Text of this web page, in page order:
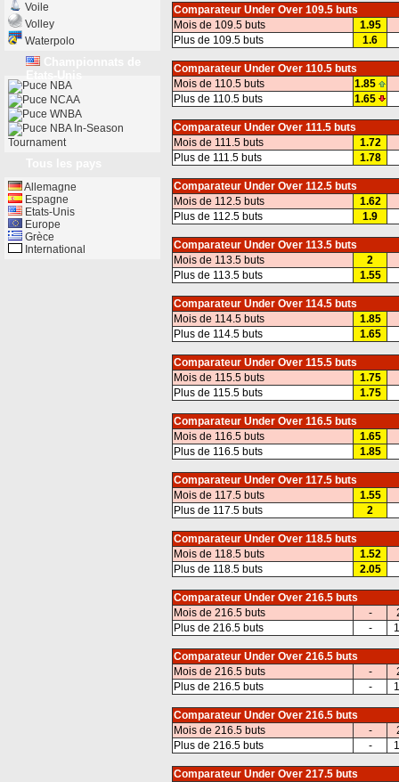
Comparateur Under Over 109.5 buts
Mois de 109.5 buts
1.95
Plus de 109.5 buts
1.6
Comparateur Under Over 110.5 buts
Mois de 110.5 buts
1.85
Plus de 110.5 buts
1.65
Comparateur Under Over 111.5 buts
Mois de 111.5 buts
1.72
Plus de 111.5 buts
1.78
Comparateur Under Over 112.5 buts
Mois de 112.5 buts
1.62
Plus de 112.5 buts
1.9
Comparateur Under Over 113.5 buts
Mois de 113.5 buts
2
Plus de 113.5 buts
1.55
Comparateur Under Over 114.5 buts
Mois de 114.5 buts
1.85
Plus de 114.5 buts
1.65
Comparateur Under Over 115.5 buts
Mois de 115.5 buts
1.75
Plus de 115.5 buts
1.75
Comparateur Under Over 116.5 buts
Mois de 116.5 buts
1.65
Plus de 116.5 buts
1.85
Comparateur Under Over 117.5 buts
Mois de 117.5 buts
1.55
Plus de 117.5 buts
2
Comparateur Under Over 118.5 buts
Mois de 118.5 buts
1.52
Plus de 118.5 buts
2.05
Comparateur Under Over 216.5 buts
Mois de 216.5 buts
-
Plus de 216.5 buts
-
Comparateur Under Over 216.5 buts
Mois de 216.5 buts
-
Plus de 216.5 buts
-
Comparateur Under Over 216.5 buts
Mois de 216.5 buts
-
Plus de 216.5 buts
-
Comparateur Under Over 217.5 buts
Voile
Volley
Waterpolo
NBA
NCAA
WNBA
NBA In-Season
Tournament
Allemagne
Espagne
Etats-Unis
Europe
Grèce
International